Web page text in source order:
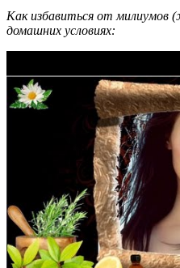
Как избавиться от милиумов
домашних условиях: